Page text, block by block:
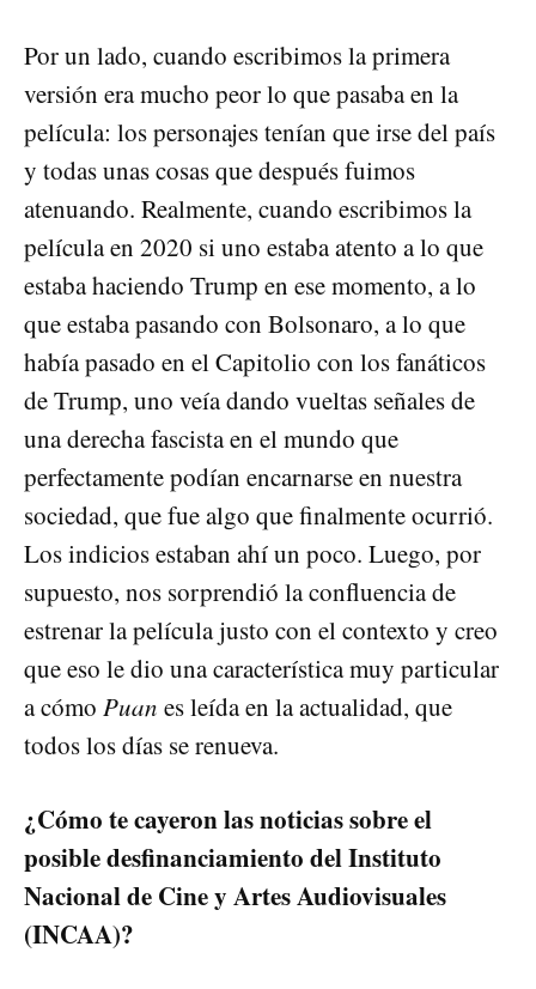
Por un lado, cuando escribimos la primera
versión era mucho peor lo que pasaba en la
película: los personajes tenían que irse del país
y todas unas cosas que después fuimos
atenuando. Realmente, cuando escribimos la
película en 2020 si uno estaba atento a lo que
estaba haciendo Trump en ese momento, a lo
que estaba pasando con Bolsonaro, a lo que
había pasado en el Capitolio con los fanáticos
de Trump, uno veía dando vueltas señales de
una derecha fascista en el mundo que
perfectamente podían encarnarse en nuestra
sociedad, que fue algo que finalmente ocurrió.
Los indicios estaban ahí un poco. Luego, por
supuesto, nos sorprendió la confluencia de
estrenar la película justo con el contexto y creo
que eso le dio una característica muy particular
a cómo Puan es leída en la actualidad, que
todos los días se renueva.
¿Cómo te cayeron las noticias sobre el
posible desfinanciamiento del Instituto
Nacional de Cine y Artes Audiovisuales
(INCAA)?